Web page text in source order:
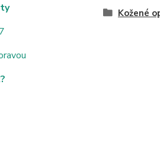
Kožené